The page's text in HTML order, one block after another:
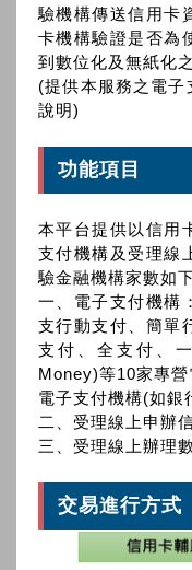
驗機構傳送信用卡
卡機構驗證是否為
到數位化及無紙化
(提供本服務之電
說明)
功能項目
本平台提供以信用
支付機構及受理線
驗金融機構家數如下
一、電子支付機構
支行動支付、簡單
支付、全支付、
Money)等10家專
電子支付機構(如銀
二、受理線上申辦
三、受理線上辦理
交易進行方式